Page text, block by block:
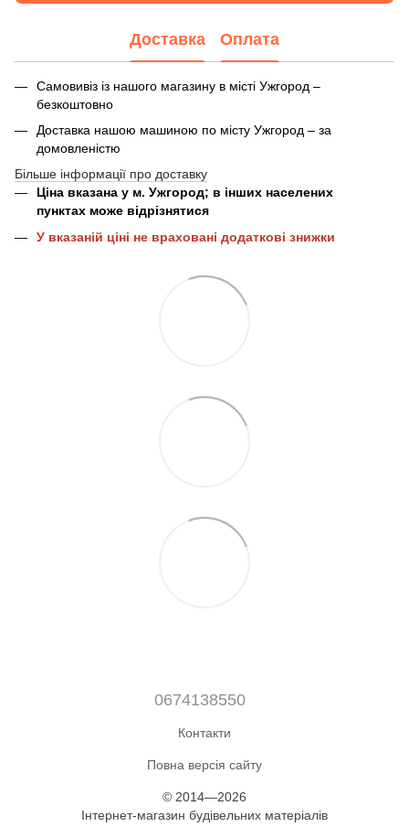
Доставка Оплата
Самовивіз із нашого магазину в місті Ужгород –
безкоштовно
Доставка нашою машиною по місту Ужгород – за
домовленістю
Більше інформації про доставку
Ціна вказана у м. Ужгород; в інших населених
пунктах може відрізнятися
У вказаній ціні не враховані додаткові знижки
0674138550
Контакти
Повна версія сайту
© 2014—2026
Інтернет-магазин будівельних матеріалів